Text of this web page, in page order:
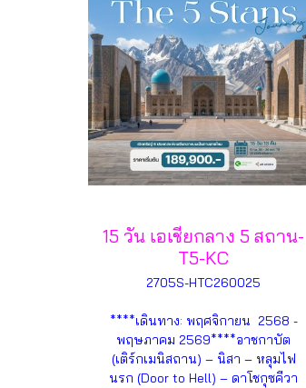
15 วัน เอเชียกลาง 5 สถาน-
T5-KC
2705S-HTC260025
****เดินทาง: พฤศจิกายน 2568 -
พฤษภาคม 2569****อาชกาบัต
(เติร์กเมนิสถาน) – นิสา – หลุมไฟ
นรก (Door to Hell) – ดาโชกุซคีวา